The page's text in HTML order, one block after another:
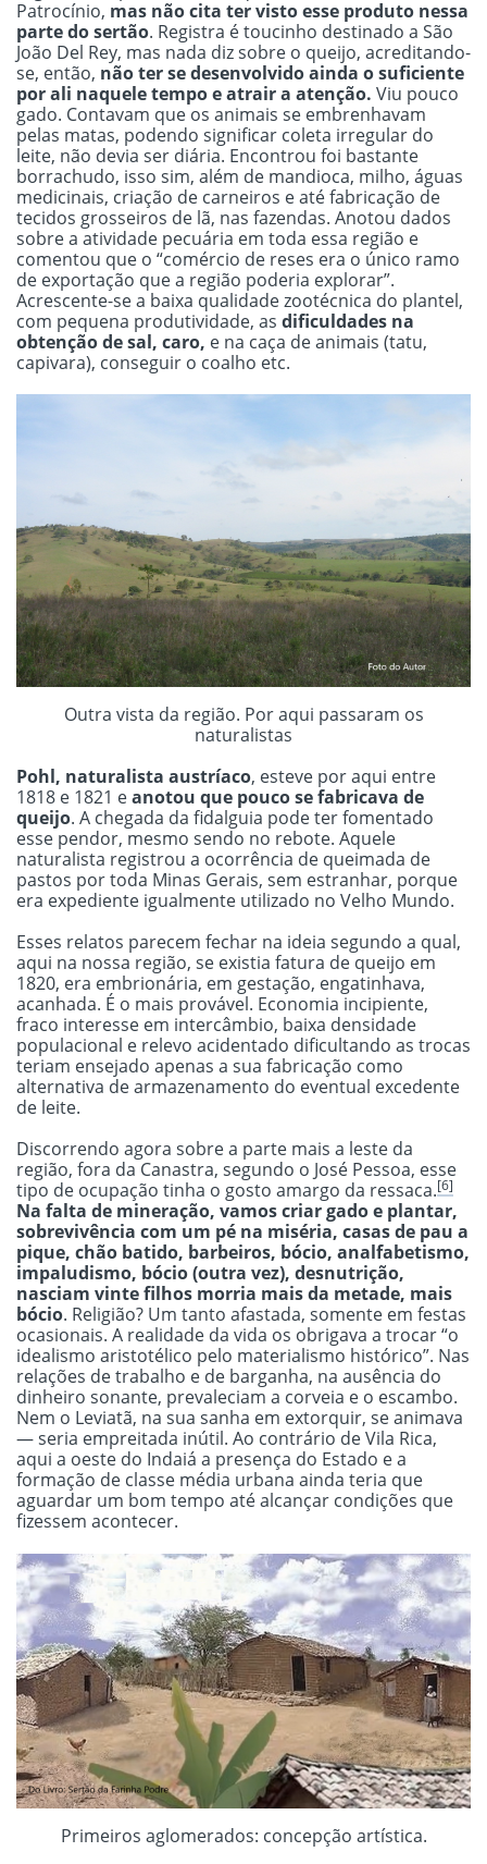
Patrocínio, mas não cita ter visto esse produto nessa
parte do sertão. Registra é toucinho destinado a São
João Del Rey, mas nada diz sobre o queijo, acreditando-
se, então, não ter se desenvolvido ainda o suficiente
por ali naquele tempo e atrair a atenção. Viu pouco
gado. Contavam que os animais se embrenhavam
pelas matas, podendo significar coleta irregular do
leite, não devia ser diária. Encontrou foi bastante
borrachudo, isso sim, além de mandioca, milho, águas
medicinais, criação de carneiros e até fabricação de
tecidos grosseiros de lã, nas fazendas. Anotou dados
sobre a atividade pecuária em toda essa região e
comentou que o “comércio de reses era o único ramo
de exportação que a região poderia explorar”.
Acrescente-se a baixa qualidade zootécnica do plantel,
com pequena produtividade, as dificuldades na
obtenção de sal, caro, e na caça de animais (tatu,
capivara), conseguir o coalho etc.
Outra vista da região. Por aqui passaram os
naturalistas
Pohl, naturalista austríaco, esteve por aqui entre
1818 e 1821 eanotou que pouco se fabricava de
queijo. A chegada da fidalguia pode ter fomentado
esse pendor, mesmo sendo no rebote. Aquele
naturalista registrou a ocorrência de queimada de
pastos por toda Minas Gerais, sem estranhar, porque
era expediente igualmente utilizado no Velho Mundo.
Esses relatos parecem fechar na ideia segundo a qual,
aqui na nossa região, se existia fatura de queijo em
1820, era embrionária, em gestação, engatinhava,
acanhada. É o mais provável. Economia incipiente,
fraco interesse em intercâmbio, baixa densidade
populacional e relevo acidentado dificultando as trocas
teriam ensejado apenas a sua fabricação como
alternativa de armazenamento do eventual excedente
de leite.
Discorrendo agora sobre a parte mais a leste da
região, fora da Canastra, segundo o José Pessoa, esse
tipo de ocupação tinha o gosto amargo da ressaca.[6]
Na falta de mineração, vamos criar gado e plantar,
sobrevivência com um pé na miséria, casas de pau a
pique, chão batido, barbeiros, bócio, analfabetismo,
impaludismo, bócio (outra vez), desnutrição,
nasciam vinte filhos morria mais da metade, mais
bócio. Religião? Um tanto afastada, somente em festas
ocasionais. A realidade da vida os obrigava a trocar “o
idealismo aristotélico pelo materialismo histórico”. Nas
relações de trabalho e de barganha, na ausência do
dinheiro sonante, prevaleciam a corveia e o escambo.
Nem o Leviatã, na sua sanha em extorquir, se animava
— seria empreitada inútil. Ao contrário de Vila Rica,
aqui a oeste do Indaiá a presença do Estado e a
formação de classe média urbana ainda teria que
aguardar um bom tempo até alcançar condições que
fizessem acontecer.
Primeiros aglomerados: concepção artística.